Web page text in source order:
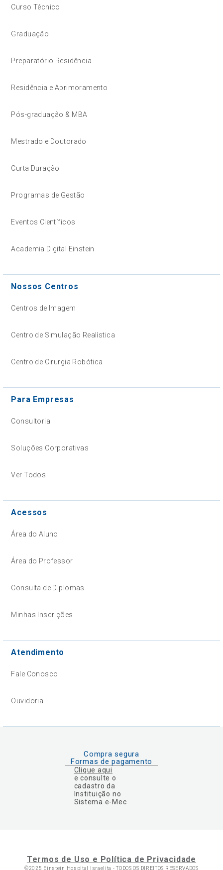
Curso Técnico
Graduação
Preparatório Residência
Residência e Aprimoramento
Pós-graduação & MBA
Mestrado e Doutorado
Curta Duração
Programas de Gestão
Eventos Científicos
Academia Digital Einstein
Nossos Centros
Centros de Imagem
Centro de Simulação Realística
Centro de Cirurgia Robótica
Para Empresas
Consultoria
Soluções Corporativas
Ver Todos
Acessos
Área do Aluno
Área do Professor
Consulta de Diplomas
Minhas Inscrições
Atendimento
Fale Conosco
Ouvidoria
Compra segura
Formas de pagamento
Clique aqui
e consulte o
cadastro da
Instituição no
Sistema e-Mec
Termos de Uso e Política de Privacidade
©2025 Einstein Hospital Israelita -TODOS OS DIREITOS RESERVADOS